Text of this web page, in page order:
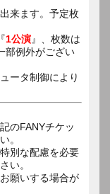
来ます。予定枚
1公演』、枚数は
部例外がござい
ータ制御により
のFANYチケッ
。
別な配慮を必要
い。
願いする場合が